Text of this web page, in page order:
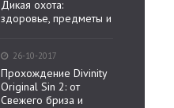
Дикая охота:
здоровье, предметы и
26-10-2017
Прохождение Divinity
Original Sin 2: от
Свежего бриза и